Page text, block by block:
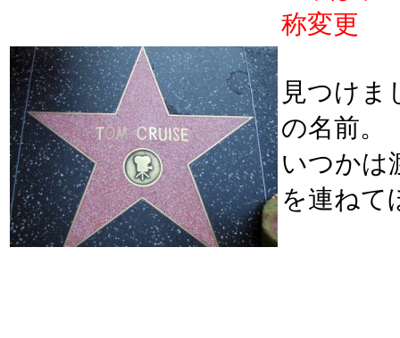
称変更
見つけま
の名前。
いつかは
を連ねて